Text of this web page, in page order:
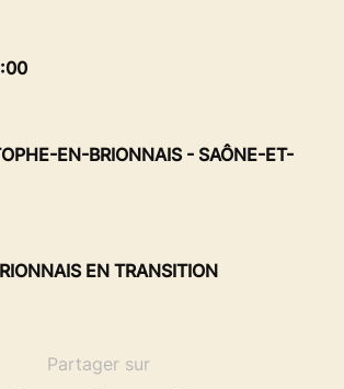
EN-BRIONNAIS - SAÔNE-ET-
EN TRANSITION
Partager sur